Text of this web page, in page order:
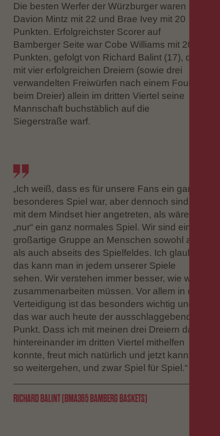
Die besten Werfer der Würzburger waren
Davion Mintz mit 22 und Brae Ivey mit 20
Punkten. Erfolgreichster Scorer auf
Bamberger Seite war Cobe Williams mit 20
Punkten, gefolgt von Richard Balint (17), der
mit vier erfolgreichen Dreiern (sowie drei
verwandelten Freiwürfen nach einem Foul
beim Dreier) allein im dritten Viertel seine
Mannschaft buchstäblich auf die
Siegerstraße warf.
„Ich weiß, dass es für unsere Fans ein ganz
besonderes Spiel war, aber dennoch sind wir
mit dem Mindset hier angetreten, als wäre es
„nur“ ein ganz normales Spiel. Wir sind eine
großartige Gruppe an Menschen sowohl auf
als auch abseits des Spielfeldes. Ich glaube,
das kann man in jedem unserer Spiele
sehen. Wir verstehen immer besser, wie wir
zusammenarbeiten müssen. Vor allem in der
Verteidigung ist das besonders wichtig und
das war auch heute der ausschlaggebende
Punkt. Dass ich mit meinen drei Dreiern da
hintereinander im dritten Viertel mithelfen
konnte, freut mich natürlich und jetzt kann es
so weitergehen, und zwar Spiel für Spiel.“
RICHARD BALINT (BMA365 BAMBERG BASKETS)